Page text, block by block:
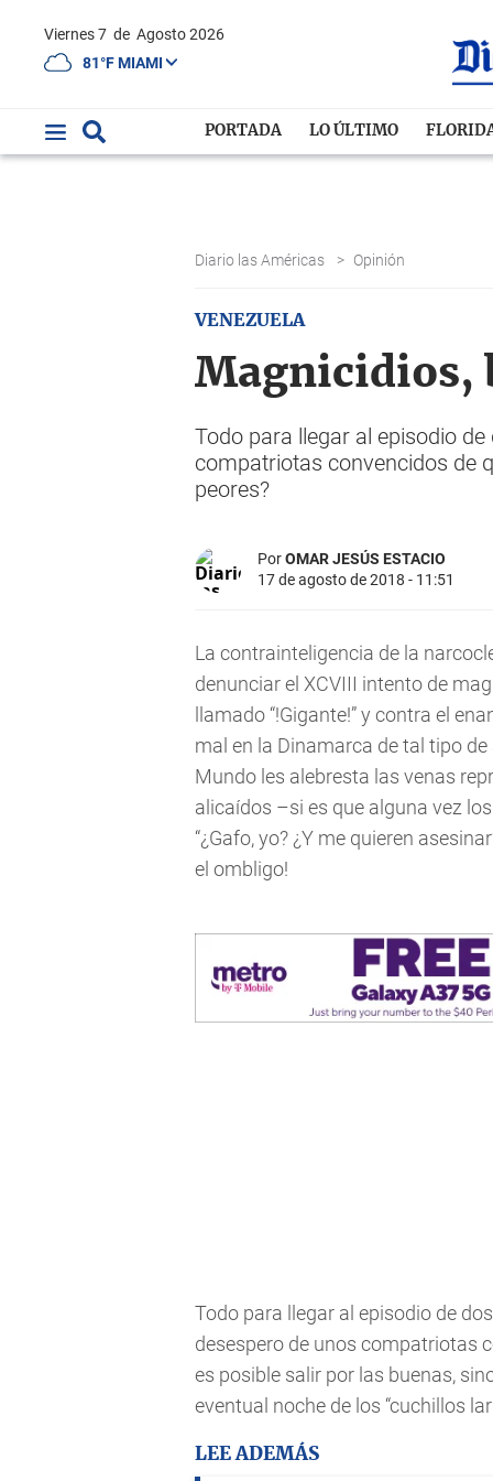
Viernes 7 de Agosto 2026
81°F MIAMI
PORTADA LO ÚLTIMO
Diario las Américas > Opinión
VENEZUELA
Magnicidios,
Todo para llegar al episodio
compatriotas convencidos de
peores?
PorOMAR JESÚS ESTACIO
17 de agosto de 2018 - 11:51
La contrainteligencia de la
denunciar el XCVIII intento de
llamado “!Gigante!” y contra el
mal en la Dinamarca de tal tipo
Mundo les alebresta las venas
alicaídos –si es que alguna vez
“¿Gafo, yo? ¿Y me quieren
el ombligo!
Todo para llegar al episodio de
desespero de unos compatriotas
es posible salir por las buenas,
eventual noche de los “cuchillos
LEE ADEMÁS